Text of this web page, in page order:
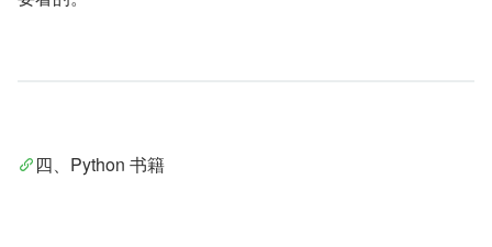
四、Python 书籍